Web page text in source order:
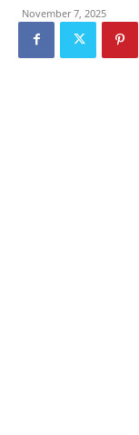
November 7, 2025